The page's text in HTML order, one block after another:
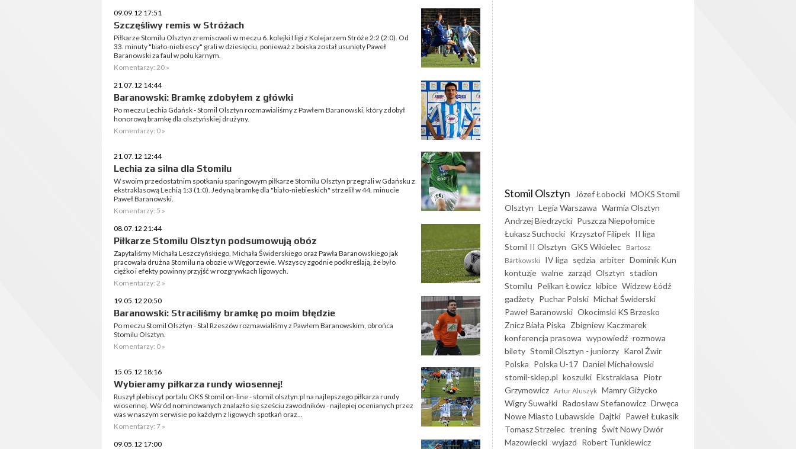
09.09.12 17:51
Szczęśliwy remis w Stróżach
Piłkarze Stomilu Olsztyn zremisowali w meczu 6. kolejki I ligi z Kolejarzem Stróże 2:2 (2:0). Od
33. minuty "biało-niebiescy" grali w dziesięciu, ponieważ z boiska został usunięty Paweł
Baranowski za faul w polu karnym.
Komentarzy: 20 »
21.07.12 14:44
Baranowski: Bramkę zdobyłem z główki
Po meczu Lechia Gdańsk - Stomil Olsztyn rozmawialiśmy z Pawłem Baranowski, który zdobył
honorową bramkę dla olsztyńskiej drużyny.
Komentarzy: 0 »
21.07.12 12:44
Lechia za silna dla Stomilu
W swoim przedostatnim spotkaniu sparingowym piłkarze Stomilu Olsztyn przegrali w Gdańsku z
ekstraklasową Lechią 1:3 (1:0). Jedyną bramkę dla "biało-niebieskich" strzelił w 44. minucie
Paweł Baranowski.
Komentarzy: 5 »
08.07.12 21:44
Piłkarze Stomilu Olsztyn podsumowują obóz
Zapytaliśmy Michała Leszczyńskiego, Michała Świderskiego oraz Pawła Baranowskiego jak
pracowała drużna Stomilu na obozie w Węgorzewie. Wszyscy zgodnie podkreślają, że było
ciężko i efekty powinny przyjść w rozgrywkach ligowych.
Komentarzy: 2 »
19.05.12 20:50
Baranowski: Straciliśmy bramkę po moim błędzie
Po meczu Stomil Olsztyn - Stal Rzeszów rozmawialiśmy z Pawłem Baranowskim, obrońca
Stomilu Olsztyn.
Komentarzy: 0 »
15.05.12 18:16
Wybieramy piłkarza rundy wiosennej!
Ruszył plebiscyt portalu OKS Stomil on-line - stomil.olsztyn.pl na najlepszego piłkarza rundy
wiosennej. Wśród nominowanych znalazło się sześciu zawodników - najlepiej ocenianych przez
was w naszym serwisie po każdym z ligowych spotkań oraz...
Komentarzy: 7 »
09.05.12 17:00
Stomil Olsztyn Józef Łobocki MOKS Stomil
Olsztyn Legia Warszawa Warmia Olsztyn
Andrzej Biedrzycki Puszcza Niepołomice
Łukasz Suchocki Krzysztof Filipek II liga
Stomil II Olsztyn GKS Wikielec Bartosz
Bartkowski IV liga sędzia arbiter Dominik Kun
kontuzje walne zarząd Olsztyn stadion
Stomilu Pelikan Łowicz kibice Widzew Łódź
gadżety Puchar Polski Michał Świderski
Paweł Baranowski Okocimski KS Brzesko
Znicz Biała Piska Zbigniew Kaczmarek
konferencja prasowa wypowiedź rozmowa
bilety Stomil Olsztyn - juniorzy Karol Żwir
Polska Polska U-17 Daniel Michałowski
stomil-sklep.pl koszulki Ekstraklasa Piotr
Grzymowicz Artur Aluszyk Mamry Giżycko
Wigry Suwałki Radosław Stefanowicz Drwęca
Nowe Miasto Lubawskie Dajtki Paweł Łukasik
Tomasz Strzelec trening Świt Nowy Dwór
Mazowiecki wyjazd Robert Tunkiewicz